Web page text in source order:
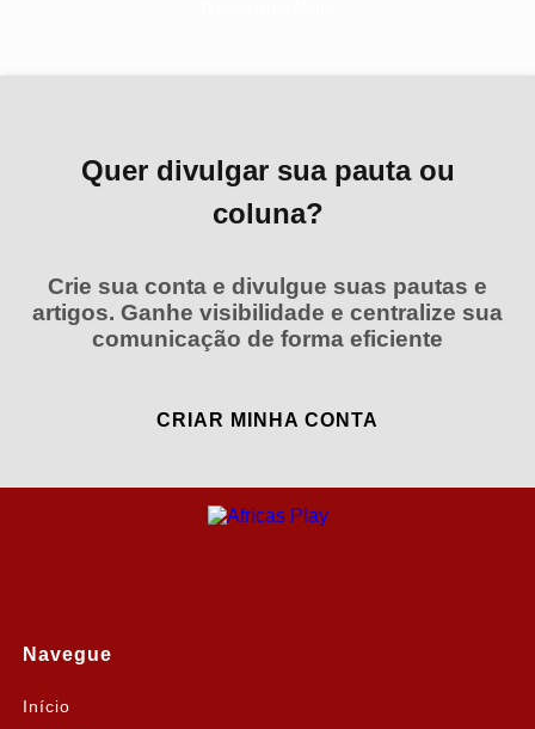
Quer divulgar sua pauta ou
coluna?
Crie sua conta e divulgue suas pautas e
artigos. Ganhe visibilidade e centralize sua
comunicação de forma eficiente
CRIAR MINHA CONTA
Navegue
Início